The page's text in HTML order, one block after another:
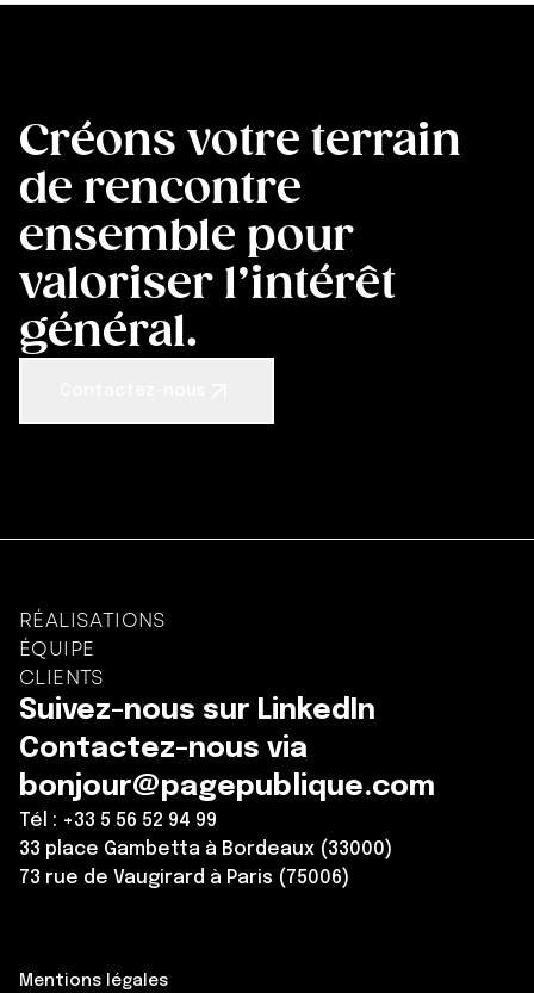
Créons votre terrain
de rencontre
ensemble pour
valoriser l’intérêt
général.
RÉALISATIONS
ÉQUIPE
CLIENTS
Suivez-nous sur LinkedIn
Contactez-nous via
bonjour@pagepublique.com
Tél : +33 5 56 52 94 99
33 place Gambetta à Bordeaux (33000)
73 rue de Vaugirard à Paris (75006)
Mentions légales